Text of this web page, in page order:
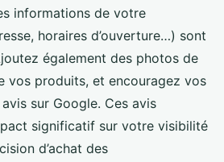
informations de votre
horaires d’ouverture…) sont
également des photos de
vos produits, et encouragez vos
sur Google. Ces avis
significatif sur votre visibilité
d’achat des